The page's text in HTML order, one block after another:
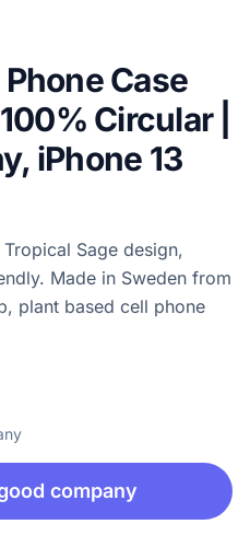
Case
Circular |
iPhone 13
Sage design,
Made in Sweden from
plant based cell phone
company